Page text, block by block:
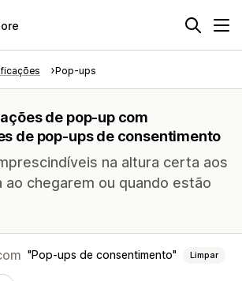
Pop-ups
de pop-up com
de pop-ups de consentimento
na altura certa aos
chegarem ou quando estão
Pop-ups de consentimento Limpar